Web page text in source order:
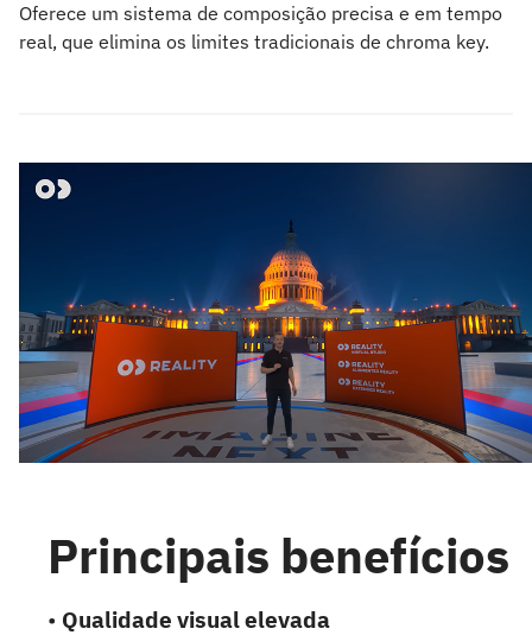
Oferece um sistema de composição precisa e em tempo
real, que elimina os limites tradicionais de chroma key.
Principais benefícios
• Qualidade visual elevada